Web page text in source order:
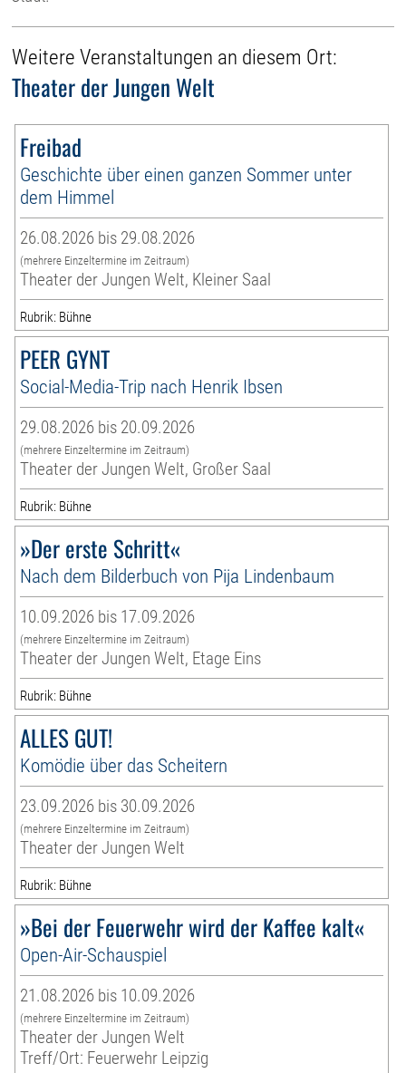
Weitere Veranstaltungen an diesem Ort:
Theater der Jungen Welt
Freibad
Geschichte über einen ganzen Sommer unter
dem Himmel
26.08.2026 bis 29.08.2026
(mehrere Einzeltermine im Zeitraum)
Theater der Jungen Welt, Kleiner Saal
Rubrik: Bühne
PEER GYNT
Social-Media-Trip nach Henrik Ibsen
29.08.2026 bis 20.09.2026
(mehrere Einzeltermine im Zeitraum)
Theater der Jungen Welt, Großer Saal
Rubrik: Bühne
»Der erste Schritt«
Nach dem Bilderbuch von Pija Lindenbaum
10.09.2026 bis 17.09.2026
(mehrere Einzeltermine im Zeitraum)
Theater der Jungen Welt, Etage Eins
Rubrik: Bühne
ALLES GUT!
Komödie über das Scheitern
23.09.2026 bis 30.09.2026
(mehrere Einzeltermine im Zeitraum)
Theater der Jungen Welt
Rubrik: Bühne
»Bei der Feuerwehr wird der Kaffee kalt«
Open-Air-Schauspiel
21.08.2026 bis 10.09.2026
(mehrere Einzeltermine im Zeitraum)
Theater der Jungen Welt
Treff/Ort: Feuerwehr Leipzig